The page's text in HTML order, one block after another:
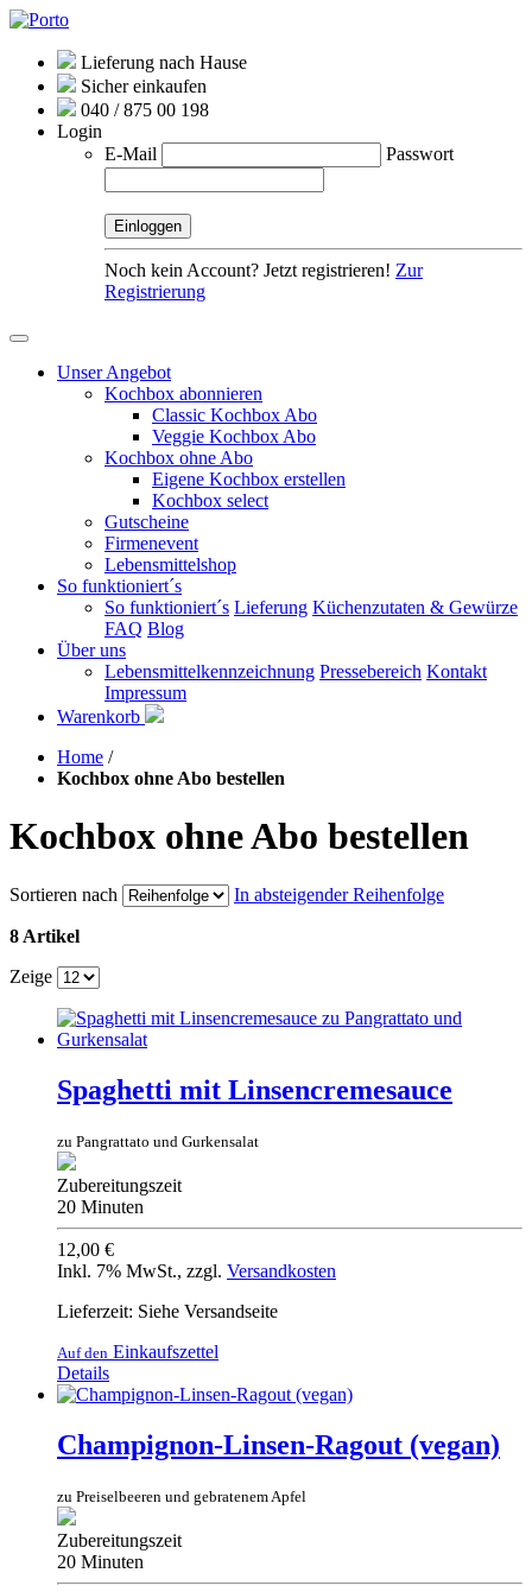
Lieferung nach Hause
Sicher einkaufen
040 / 875 00 198
Login
E-Mail
Passwort
Noch kein Account? Jetzt registrieren! Zur
Registrierung
Unser Angebot
Kochbox abonnieren
Classic Kochbox Abo
Veggie Kochbox Abo
Kochbox ohne Abo
Eigene Kochbox erstellen
Kochbox select
Gutscheine
Firmenevent
Lebensmittelshop
So funktioniert´s
So funktioniert´s Lieferung Küchenzutaten & Gewürze
FAQ Blog
Über uns
Lebensmittelkennzeichnung Pressebereich Kontakt
Impressum
Warenkorb
Home /
Kochbox ohne Abo bestellen
Kochbox ohne Abo bestellen
Sortieren nach In absteigender Reihenfolge
8 Artikel
Zeige
Spaghetti mit Linsencremesauce
zu Pangrattato und Gurkensalat
Zubereitungszeit
20 Minuten
12,00 €
Inkl. 7% MwSt., zzgl. Versandkosten
Lieferzeit: Siehe Versandseite
Auf den Einkaufszettel
Details
Champignon-Linsen-Ragout (vegan)
zu Preiselbeeren und gebratenem Apfel
Zubereitungszeit
20 Minuten